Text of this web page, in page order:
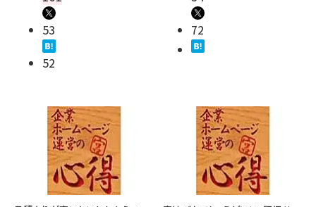
53
52
72